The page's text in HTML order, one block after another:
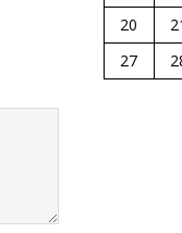
20
27